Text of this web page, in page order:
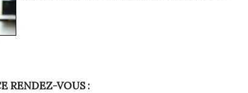
RENDEZ-VOUS :